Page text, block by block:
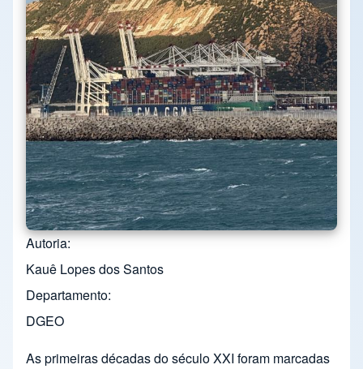
Autoria
Kauê Lopes dos Santos
Departamento
DGEO
As primeiras décadas do século XXI foram marcadas